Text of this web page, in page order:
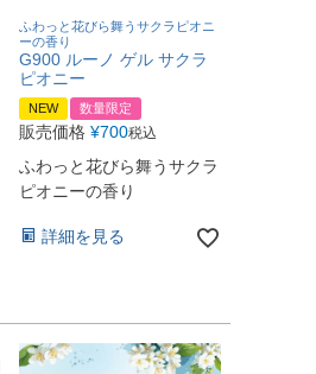
ふわっと花びら舞うサクラピオニ
ーの香り
G900 ルーノ ゲル サクラ
ピオニー
NEW 数量限定
販売価格 ¥700税込
ふわっと花びら舞うサクラ
ピオニーの香り
詳細を見る